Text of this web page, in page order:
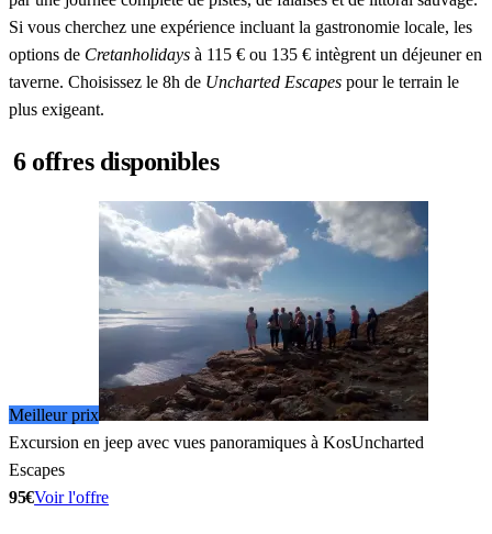
Si vous cherchez une expérience incluant la gastronomie locale, les
options de Cretanholidays à 115 € ou 135 € intègrent un déjeuner en
taverne. Choisissez le 8h de Uncharted Escapes pour le terrain le
plus exigeant.
6 offres disponibles
Meilleur prix
Excursion en jeep avec vues panoramiques à KosUncharted
Escapes
95€Voir l'offre